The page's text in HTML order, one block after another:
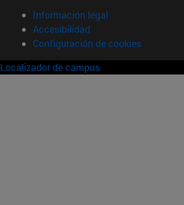
Información legal
Accesibilidad
Configuración de cookies
Localizador de campus